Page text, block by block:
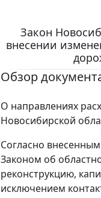
Закон
внесении
Обзор
О направлениях
Новосибирской
Согласно
Законом об
реконструкцию,
исключением